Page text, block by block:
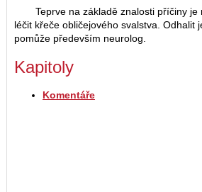
Teprve na základě znalosti příčiny je
léčit křeče obličejového svalstva. Odhalit
pomůže především neurolog.
Kapitoly
Komentáře